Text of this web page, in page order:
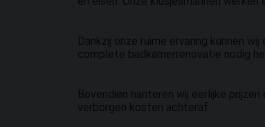
Dankzij onze ruime ervaring kunnen
complete badkamerrenovatie nodig
Bovendien hanteren wij eerlijke
verborgen kosten achteraf.